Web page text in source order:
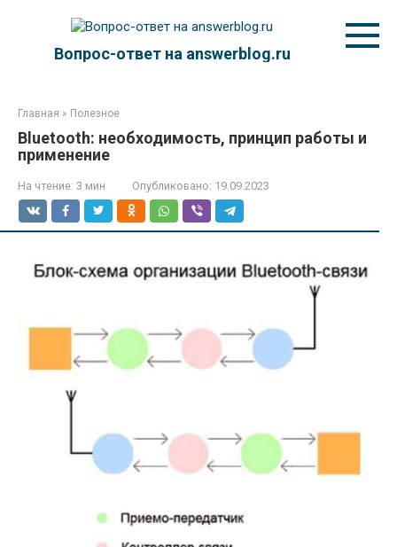
Вопрос-ответ на answerblog.ru
Главная » Полезное
Bluetooth: необходимость, принцип работы и
применение
На чтение: 3 мин Опубликовано: 19.09.2023